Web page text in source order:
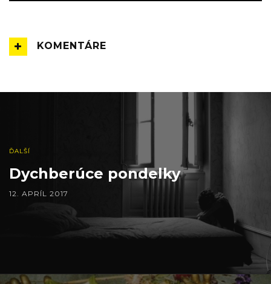
KOMENTÁRE
ĎALŠÍ
Dychberúce pondelky
12. APRÍL 2017